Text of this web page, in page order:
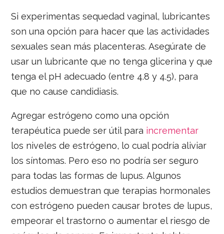
Si experimentas sequedad vaginal, lubricantes
son una opción para hacer que las actividades
sexuales sean más placenteras. Asegúrate de
usar un lubricante que no tenga glicerina y que
tenga el pH adecuado (entre 4.8 y 4.5), para
que no cause candidiasis.
Agregar estrógeno como una opción
terapéutica puede ser útil para incrementar
los niveles de estrógeno, lo cual podría aliviar
los síntomas. Pero eso no podría ser seguro
para todas las formas de lupus. Algunos
estudios demuestran que terapias hormonales
con estrógeno pueden causar brotes de lupus,
empeorar el trastorno o aumentar el riesgo de